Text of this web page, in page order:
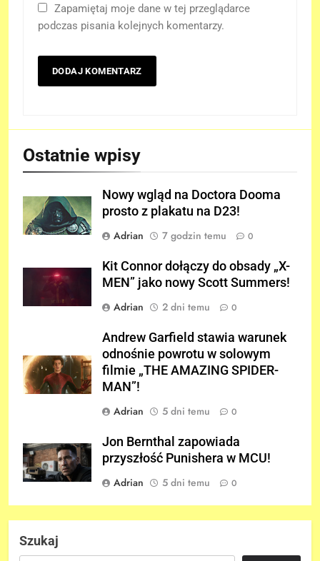
Zapamiętaj moje dane w tej przeglądarce
podczas pisania kolejnych komentarzy.
Ostatnie wpisy
Nowy wgląd na Doctora Dooma
prosto z plakatu na D23!
Adrian
7 godzin temu 0
Kit Connor dołączy do obsady „X-
MEN” jako nowy Scott Summers!
Adrian
2 dni temu 0
Andrew Garfield stawia warunek
odnośnie powrotu w solowym
filmie „THE AMAZING SPIDER-
MAN”!
Adrian
5 dni temu 0
Jon Bernthal zapowiada
przyszłość Punishera w MCU!
Adrian
5 dni temu 0
Szukaj